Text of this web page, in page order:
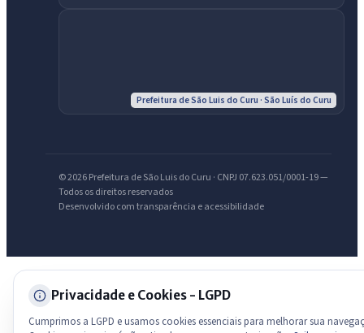
Prefeitura de São Luis do Curu · São Luís do Curu
© 2026 Prefeitura de São Luis do Curu · CNPJ 07.623.051/0001-19 —
Todos os direitos reservados
Desenvolvido com transparência e acessibilidade
Privacidade e Cookies - LGPD
Cumprimos a LGPD e usamos cookies essenciais para melhorar sua
Olá. Pergunte sobre serviços, notícias, legislação, Diário Oficial,